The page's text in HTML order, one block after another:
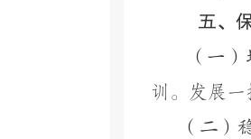
五、
（一
训。发展一
（二）